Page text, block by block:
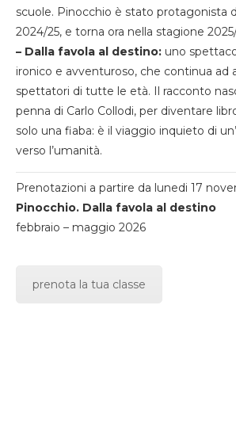
scuole. Pinocchio è stato protagonista
2024/25, e torna ora nella stagione
– Dalla favola al destino: uno
ironico e avventuroso, che continua ad
spettatori di tutte le età. Il racconto
penna di Carlo Collodi, per diventare
solo una fiaba: è il viaggio inquieto di
verso l’umanità.
Prenotazioni a partire da lunedi 17
Pinocchio. Dalla favola al destino
febbraio – maggio 2026
prenota la tua classe